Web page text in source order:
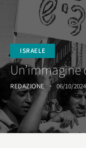
ISRAELE
REDAZIONE 06/10/2024